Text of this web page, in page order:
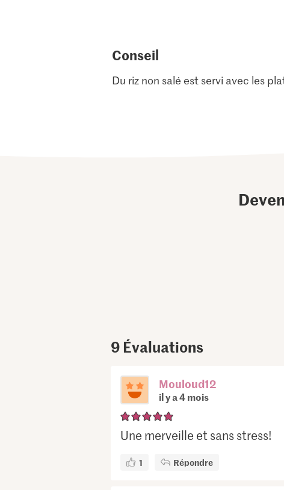
Conseil
Du riz non salé est servi avec les
9 Évaluations
Mouloud12
il y a 4 mois
Une merveille et sans stress!
1 Répondre